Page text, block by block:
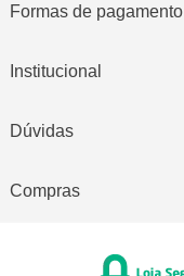
Formas de pagamento
Institucional
Dúvidas
Compras